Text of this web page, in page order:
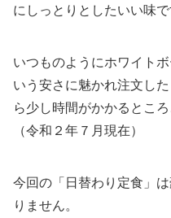
にしっとりとしたいい味で
いつものようにホワイト
いう安さに魅かれ注文し
ら少し時間がかかるとこ
（令和２年７月現在）
今回の「日替わり定食」
りません。